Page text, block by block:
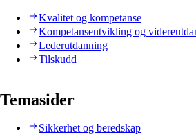
Kvalitet og kompetanse
Kompetanseutvikling og
Lederutdanning
Tilskudd
Temasider
Sikkerhet og beredskap